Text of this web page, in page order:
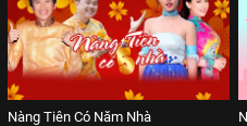
Nàng Tiên Có Năm Nhà